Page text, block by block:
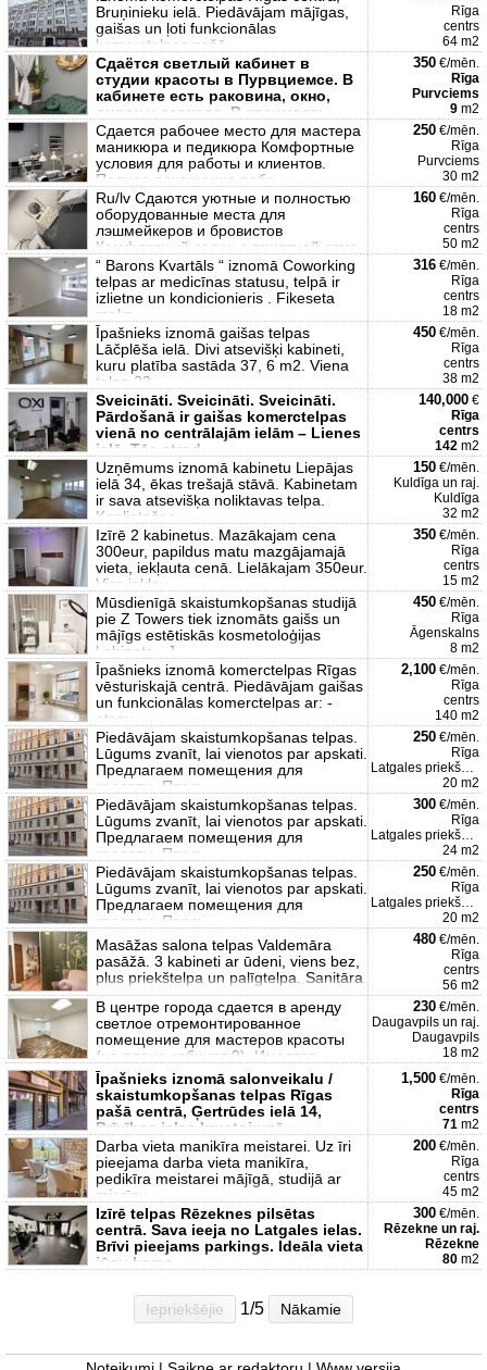
Bruņinieku ielā. Piedāvājam mājīgas,
gaišas un ļoti funkcionālas
komerctelpas pašā
Rīga
centrs
64 m2
Сдаётся светлый кабинет в
студии красоты в Пурвциемсе. В
кабинете есть раковина, окно,
диван и зеркала. В стоимость
350 €/mēn.
Rīga
Purvciems
9 m2
Сдается рабочее место для мастера
маникюра и педикюра Комфортные
условия для работы и клиентов.
Полное оснащение рабо
250 €/mēn.
Rīga
Purvciems
30 m2
Ru/lv Сдаются уютные и полностью
оборудованные места для
лэшмейкеров и бровистов
Комфортный салон с приятной атмо
160 €/mēn.
Rīga
centrs
50 m2
“ Barons Kvartāls “ iznomā Coworking
telpas ar medicīnas statusu, telpā ir
izlietne un kondicionieris . Fikeseta
maks
316 €/mēn.
Rīga
centrs
18 m2
Īpašnieks iznomā gaišas telpas
Lāčplēša ielā. Divi atsevišķi kabineti,
kuru platība sastāda 37, 6 m2. Viena
telpa 23,
450 €/mēn.
Rīga
centrs
38 m2
Sveicināti. Sveicināti. Sveicināti.
Pārdošanā ir gaišas komerctelpas
vienā no centrālajām ielām – Lienes
ielā. Tās atrod
140,000 €
Rīga
centrs
142 m2
Uzņēmums iznomā kabinetu Liepājas
ielā 34, ēkas trešajā stāvā. Kabinetam
ir sava atsevišķa noliktavas telpa.
Koplietošan
150 €/mēn.
Kuldīga un raj.
Kuldīga
32 m2
Izīrē 2 kabinetus. Mazākajam cena
300eur, papildus matu mazgājamajā
vieta, iekļauta cenā. Lielākajam 350eur.
Viss iekļau
350 €/mēn.
Rīga
centrs
15 m2
Mūsdienīgā skaistumkopšanas studijā
pie Z Towers tiek iznomāts gaišs un
mājīgs estētiskās kosmetoloģijas
kabinets - J
450 €/mēn.
Rīga
Āgenskalns
8 m2
Īpašnieks iznomā komerctelpas Rīgas
vēsturiskajā centrā. Piedāvājam gaišas
un funkcionālas komerctelpas ar: -
atsev
2,100 €/mēn.
Rīga
centrs
140 m2
Piedāvājam skaistumkopšanas telpas.
Lūgums zvanīt, lai vienotos par apskati.
Предлагаем помещения для
красоты. Прось
250 €/mēn.
Rīga
Latgales priekšpilsēta
20 m2
Piedāvājam skaistumkopšanas telpas.
Lūgums zvanīt, lai vienotos par apskati.
Предлагаем помещения для
красоты. Прось
300 €/mēn.
Rīga
Latgales priekšpilsēta
24 m2
Piedāvājam skaistumkopšanas telpas.
Lūgums zvanīt, lai vienotos par apskati.
Предлагаем помещения для
красоты. Прось
250 €/mēn.
Rīga
Latgales priekšpilsēta
20 m2
Masāžas salona telpas Valdemāra
pasāžā. 3 kabineti ar ūdeni, viens bez,
plus priekštelpa un palīgtelpa. Sanitāra
480 €/mēn.
Rīga
centrs
56 m2
В центре города сдается в аренду
светлое отремонтированное
помещение для мастеров красоты
(на плане кабинет 9). Имеется
230 €/mēn.
Daugavpils un raj.
Daugavpils
18 m2
Īpašnieks iznomā salonveikalu /
skaistumkopšanas telpas Rīgas
pašā centrā, Ģertrūdes ielā 14,
Brīvības ielas krustojumā.
1,500 €/mēn.
Rīga
centrs
71 m2
Darba vieta manikīra meistarei. Uz īri
pieejama darba vieta manikīra,
pedikīra meistarei mājīgā, studijā ar
mierīgu
200 €/mēn.
Rīga
centrs
45 m2
Izīrē telpas Rēzeknes pilsētas
centrā. Sava ieeja no Latgales ielas.
Brīvi pieejams parkings. Ideāla vieta
jūsu kome
300 €/mēn.
Rēzekne un raj.
Rēzekne
80 m2
Iepriekšējie 1/5 Nākamie